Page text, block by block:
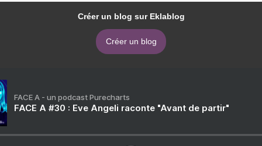
Créer un blog sur Eklablog
Créer un blog
FACE A - un podcast Purecharts
FACE A #30 : Eve Angeli raconte "Avant de partir"